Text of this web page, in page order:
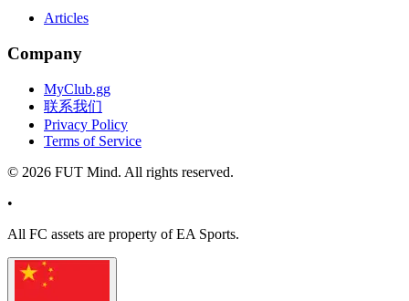
Articles
Company
MyClub.gg
联系我们
Privacy Policy
Terms of Service
© 2026 FUT Mind. All rights reserved.
•
All FC assets are property of EA Sports.